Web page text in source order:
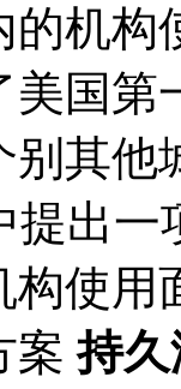
机构
美国
别其
提出
构使
案持